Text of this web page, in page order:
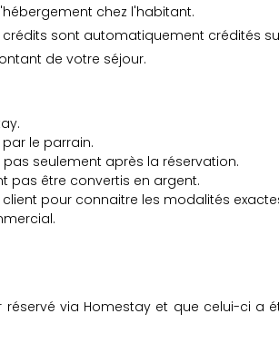
chez l'habitant.
sont automatiquement crédités
de votre séjour.
le parrain.
seulement après la réservation.
pas être convertis en argent.
pour connaitre les modalités
via Homestay et que celui-ci a